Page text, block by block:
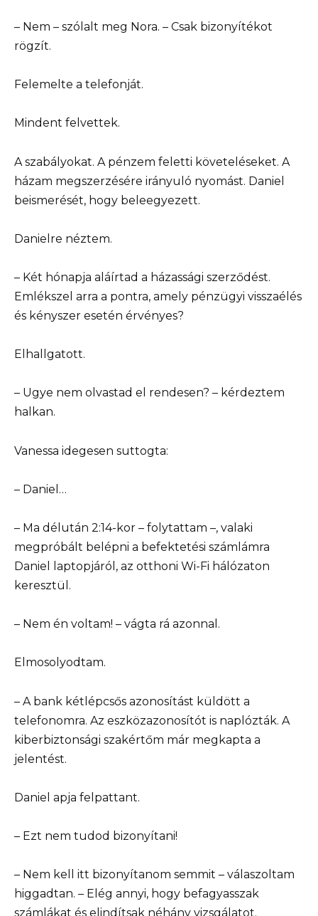
– Nem – szólalt meg Nora. – Csak bizonyítékot
rögzít.
Felemelte a telefonját.
Mindent felvettek.
A szabályokat. A pénzem feletti követeléseket. A
házam megszerzésére irányuló nyomást. Daniel
beismerését, hogy beleegyezett.
Danielre néztem.
– Két hónapja aláírtad a házassági szerződést.
Emlékszel arra a pontra, amely pénzügyi visszaélés
és kényszer esetén érvényes?
Elhallgatott.
– Ugye nem olvastad el rendesen? – kérdeztem
halkan.
Vanessa idegesen suttogta:
– Daniel…
– Ma délután 2:14-kor – folytattam –, valaki
megpróbált belépni a befektetési számlámra
Daniel laptopjáról, az otthoni Wi-Fi hálózaton
keresztül.
– Nem én voltam! – vágta rá azonnal.
Elmosolyodtam.
– A bank kétlépcsős azonosítást küldött a
telefonomra. Az eszközazonosítót is naplózták. A
kiberbiztonsági szakértőm már megkapta a
jelentést.
Daniel apja felpattant.
– Ezt nem tudod bizonyítani!
– Nem kell itt bizonyítanom semmit – válaszoltam
higgadtan. – Elég annyi, hogy befagyasszak
számlákat és elindítsak néhány vizsgálatot.